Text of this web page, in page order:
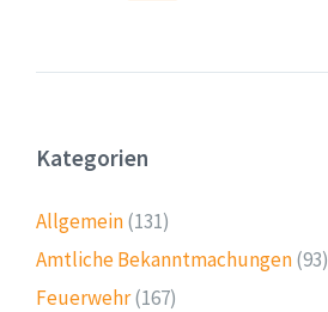
Beiträge
Kategorien
Allgemein(131)
Amtliche Bekanntmachungen(93)
Feuerwehr(167)